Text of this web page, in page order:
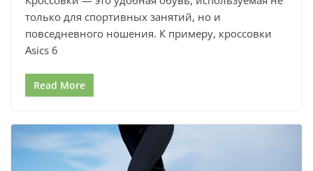
только для спортивных занятий, но и
повседневного ношения. К примеру, кроссовки
Asics 6
Read More